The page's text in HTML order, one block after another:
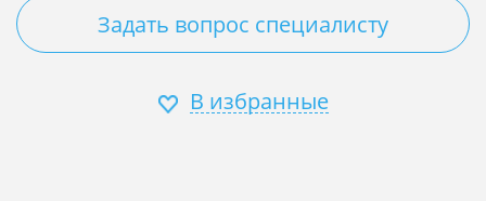
Задать вопрос специалисту
В избранные